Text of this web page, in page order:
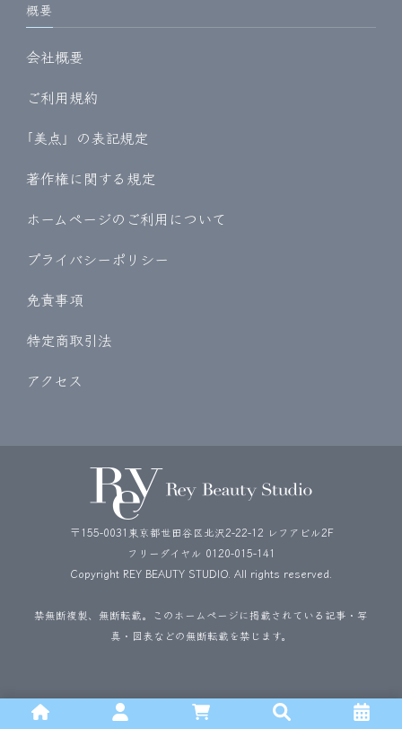
概要
会社概要
ご利用規約
｢美点」の表記規定
著作権に関する規定
ホームページのご利用について
プライバシーポリシー
免責事項
特定商取引法
アクセス
〒155-0031東京都世田谷区北沢2-22-12 レフアビル2F
フリーダイヤル 0120-015-141
Copyright REY BEAUTY STUDIO. All rights reserved.
禁無断複製、無断転載。このホームページに掲載されている記事・写
真・図表などの無断転載を禁じます。